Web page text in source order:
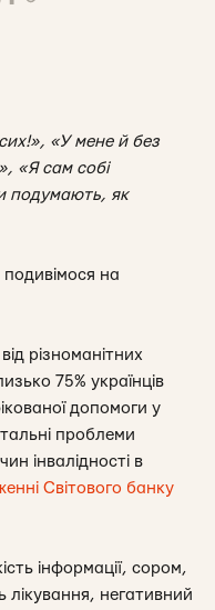
«У мене й без
«Я сам собі
подумають, як
на
різноманітних
75% українців
допомоги у
проблеми
інвалідності в
Світового банку
інформації, сором,
лікування, негативний